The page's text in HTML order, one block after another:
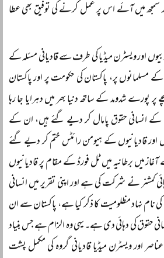
سمجھ میں آئے اس پر عمل کرنے کی توفیق بھی عطا
اور ویسٹرن میڈیا کی طرف سے قادیانی مسئلہ کے
مسلمانوں پر، پاکستان کی حکومت پر اور پاکستان
پورے شدومد کے ساتھ دنیا بھر میں دہرایا جا رہا
کے انسانی حقوق پامال کر دیے گئے ہیں، ان کے
قادیانیوں کے ہیومن رائٹس ختم کر دیے گئے
میں برطانیہ میں ٹل فورڈ کے مقام پر قادیانیوں
کمشنر نے شرکت کی ہے اور اپنی تقریر میں انسانی
نام نہاد مظلومیت کا ذکر کیا ہے، پاکستان سے ان
حقوق کی دہائی دی ہے۔ یہی وہ الزام ہے جس بنیاد
اور ویسٹرن میڈیا قادیانی گروہ کی مکمل پشت